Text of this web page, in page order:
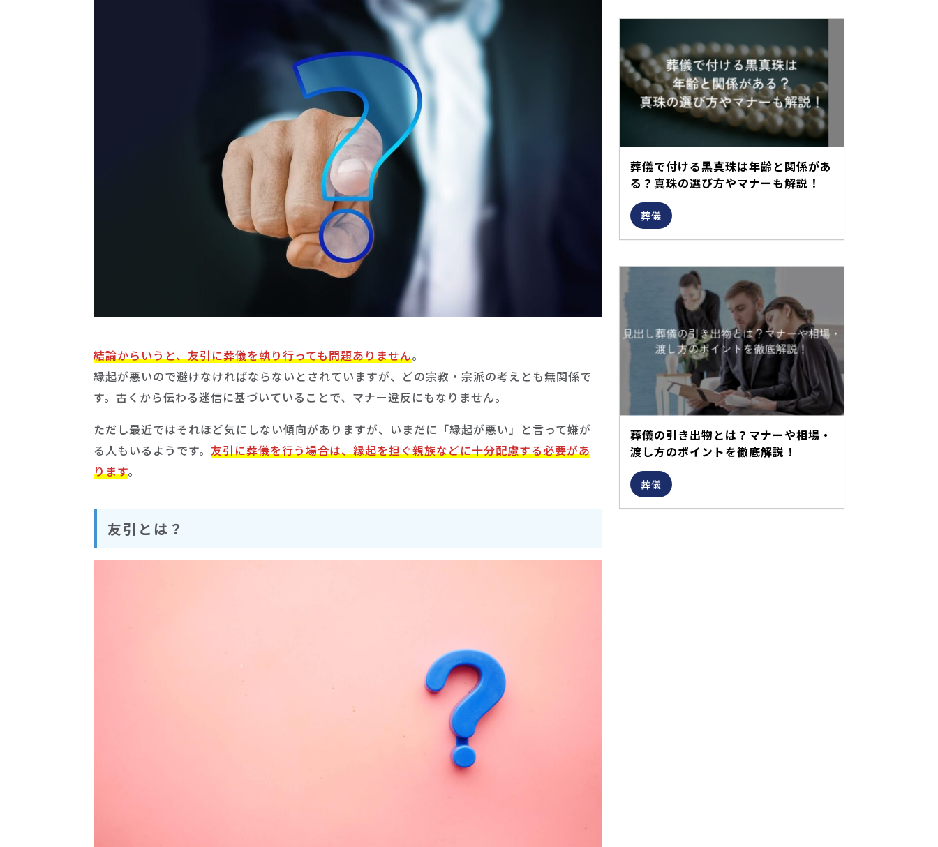
結論からいうと、友引に葬儀を執り行っても問題ありません。
縁起が悪いので避けなければならないとされていますが、どの宗教・宗派の考えとも無関係で
す。古くから伝わる迷信に基づいていることで、マナー違反にもなりません。
ただし最近ではそれほど気にしない傾向がありますが、いまだに「縁起が悪い」と言って嫌が
る人もいるようです。友引に葬儀を行う場合は、縁起を担ぐ親族などに十分配慮する必要があ
ります。
友引とは？
葬儀で付ける黒真珠は年齢と関係があ
る？真珠の選び方やマナーも解説！
葬儀
葬儀の引き出物とは？マナーや相場・
渡し方のポイントを徹底解説！
葬儀